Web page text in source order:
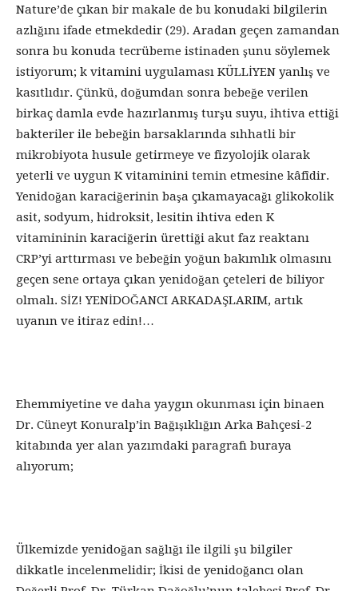
Nature’de çıkan bir makale de bu konudaki bilgilerin
azlığını ifade etmekdedir (29). Aradan geçen zamandan
sonra bu konuda tecrübeme istinaden şunu söylemek
istiyorum; k vitamini uygulaması KÜLLİYEN yanlış ve
kasıtlıdır. Çünkü, doğumdan sonra bebeğe verilen
birkaç damla evde hazırlanmış turşu suyu, ihtiva ettiği
bakteriler ile bebeğin barsaklarında sıhhatli bir
mikrobiyota husule getirmeye ve fizyolojik olarak
yeterli ve uygun K vitaminini temin etmesine kâfîdir.
Yenidoğan karaciğerinin başa çıkamayacağı glikokolik
asit, sodyum, hidroksit, lesitin ihtiva eden K
vitamininin karaciğerin ürettiği akut faz reaktanı
CRP’yi arttırması ve bebeğin yoğun bakımlık olmasını
geçen sene ortaya çıkan yenidoğan çeteleri de biliyor
olmalı. SİZ! YENİDOĞANCI ARKADAŞLARIM, artık
uyanın ve itiraz edin!…
Ehemmiyetine ve daha yaygın okunması için binaen
Dr. Cüneyt Konuralp’in Bağışıklığın Arka Bahçesi-2
kitabında yer alan yazımdaki paragrafı buraya
alıyorum;
Ülkemizde yenidoğan sağlığı ile ilgili şu bilgiler
dikkatle incelenmelidir; İkisi de yenidoğancı olan